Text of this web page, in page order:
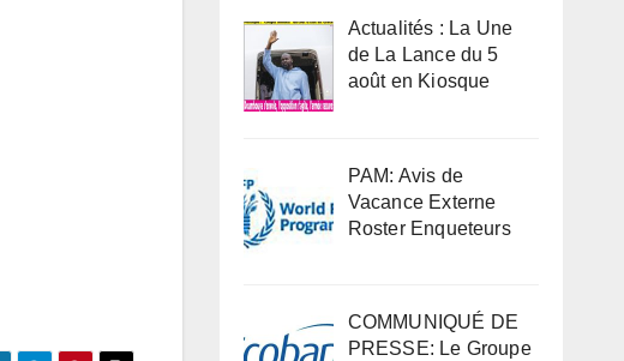
Actualités : La Une
de La Lance du 5
août en Kiosque
PAM: Avis de
Vacance Externe
Roster Enqueteurs
COMMUNIQUÉ DE
PRESSE: Le Groupe